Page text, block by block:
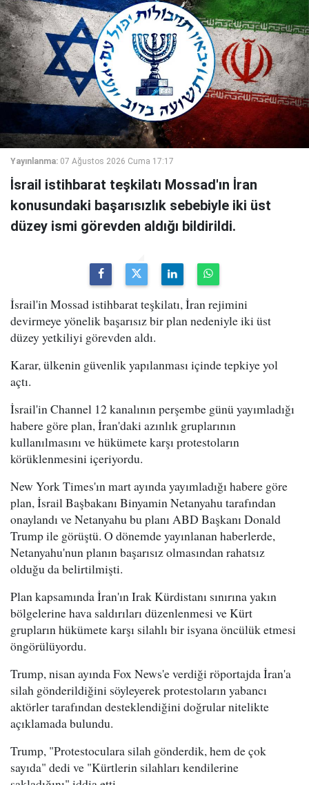
Yayınlanma: 07 Ağustos 2026 Cuma 17:17
İsrail istihbarat teşkilatı Mossad'ın İran
konusundaki başarısızlık sebebiyle iki üst
düzey ismi görevden aldığı bildirildi.
İsrail'in Mossad istihbarat teşkilatı, İran rejimini
devirmeye yönelik başarısız bir plan nedeniyle iki üst
düzey yetkiliyi görevden aldı.
Karar, ülkenin güvenlik yapılanması içinde tepkiye yol
açtı.
İsrail'in Channel 12 kanalının perşembe günü yayımladığı
habere göre plan, İran'daki azınlık gruplarının
kullanılmasını ve hükümete karşı protestoların
körüklenmesini içeriyordu.
New York Times'ın mart ayında yayımladığı habere göre
plan, İsrail Başbakanı Binyamin Netanyahu tarafından
onaylandı ve Netanyahu bu planı ABD Başkanı Donald
Trump ile görüştü. O dönemde yayınlanan haberlerde,
Netanyahu'nun planın başarısız olmasından rahatsız
olduğu da belirtilmişti.
Plan kapsamında İran'ın Irak Kürdistanı sınırına yakın
bölgelerine hava saldırıları düzenlenmesi ve Kürt
grupların hükümete karşı silahlı bir isyana öncülük etmesi
öngörülüyordu.
Trump, nisan ayında Fox News'e verdiği röportajda İran'a
silah gönderildiğini söyleyerek protestoların yabancı
aktörler tarafından desteklendiğini doğrular nitelikte
açıklamada bulundu.
Trump, "Protestoculara silah gönderdik, hem de çok
sayıda" dedi ve "Kürtlerin silahları kendilerine